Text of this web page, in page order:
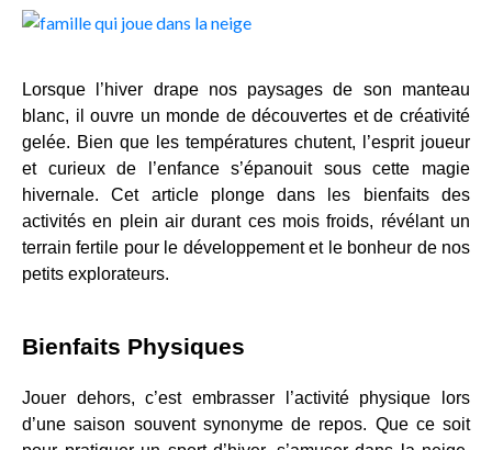
Lorsque l’hiver drape nos paysages de son manteau
blanc, il ouvre un monde de découvertes et de créativité
gelée. Bien que les températures chutent, l’esprit joueur
et curieux de l’enfance s’épanouit sous cette magie
hivernale. Cet article plonge dans les bienfaits des
activités en plein air durant ces mois froids, révélant un
terrain fertile pour le développement et le bonheur de nos
petits explorateurs.
Bienfaits Physiques
Jouer dehors, c’est embrasser l’activité physique lors
d’une saison souvent synonyme de repos. Que ce soit